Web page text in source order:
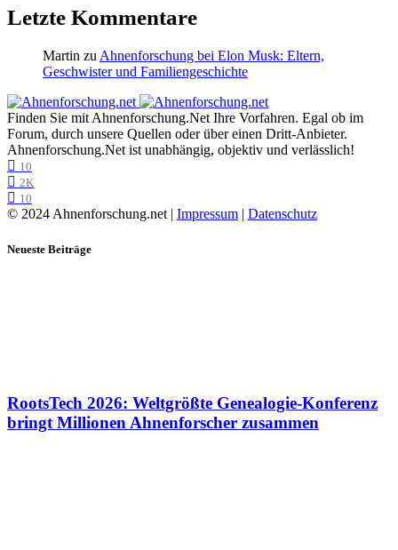
Letzte Kommentare
Martin zu Ahnenforschung bei Elon Musk: Eltern,
Geschwister und Familiengeschichte
Finden Sie mit Ahnenforschung.Net Ihre Vorfahren. Egal ob im
Forum, durch unsere Quellen oder über einen Dritt-Anbieter.
Ahnenforschung.Net ist unabhängig, objektiv und verlässlich!
10
2K
10
© 2024 Ahnenforschung.net | Impressum | Datenschutz
Neueste Beiträge
RootsTech 2026: Weltgrößte Genealogie-Konferenz
bringt Millionen Ahnenforscher zusammen